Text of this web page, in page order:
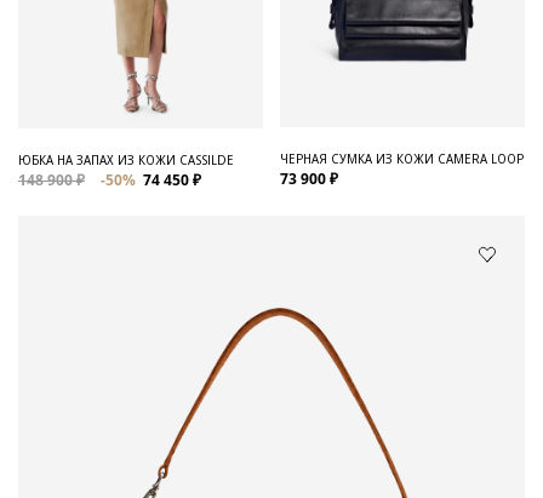
ЮБКА НА ЗАПАХ ИЗ КОЖИ CASSILDE
148 900 ₽ -50% 74 450 ₽
ЧЕРНАЯ СУМКА ИЗ КОЖИ CAMERA LOOP
73 900 ₽